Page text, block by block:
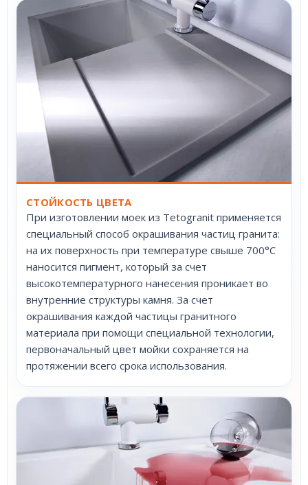
СТОЙКОСТЬ ЦВЕТА
При изготовлении моек из Tetogranit применяется
специальный способ окрашивания частиц гранита:
на их поверхность при температуре свыше 700°С
наносится пигмент, который за счет
высокотемпературного нанесения проникает во
внутренние структуры камня. За счет
окрашивания каждой частицы гранитного
материала при помощи специальной технологии,
первоначальный цвет мойки сохраняется на
протяжении всего срока использования.